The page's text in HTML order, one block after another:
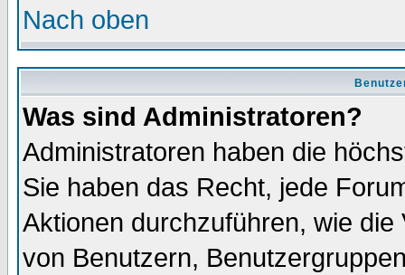
Nach oben
Was sind Administratoren?
Administratoren haben die
Sie haben das Recht, jede
Aktionen durchzuführen, wie
von Benutzern,